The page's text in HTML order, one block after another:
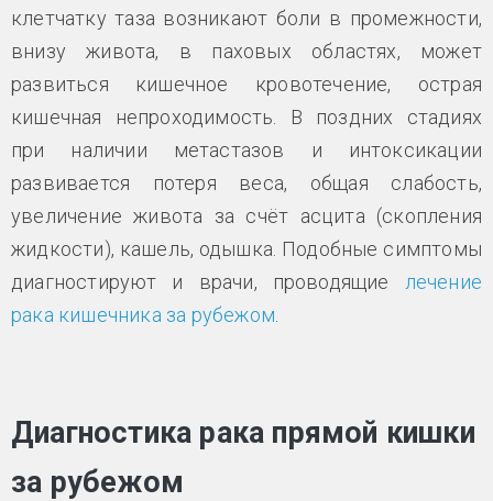
клетчатку таза возникают боли в промежности,
внизу живота, в паховых областях, может
развиться кишечное кровотечение, острая
кишечная непроходимость. В поздних стадиях
при наличии метастазов и интоксикации
развивается потеря веса, общая слабость,
увеличение живота за счёт асцита (скопления
жидкости), кашель, одышка. Подобные симптомы
диагностируют и врачи, проводящие
лечение
рака кишечника за рубежом
Диагностика рака прямой кишки
за рубежом